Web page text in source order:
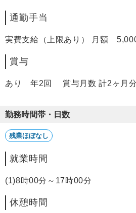
通勤手当
実費支給（上限あり） 月額
賞与
あり 年2回 賞与月数 計2ヶ月分
勤務時間帯・日数
残業ほぼなし
就業時間
(1)8時00分～17時00分
休憩時間